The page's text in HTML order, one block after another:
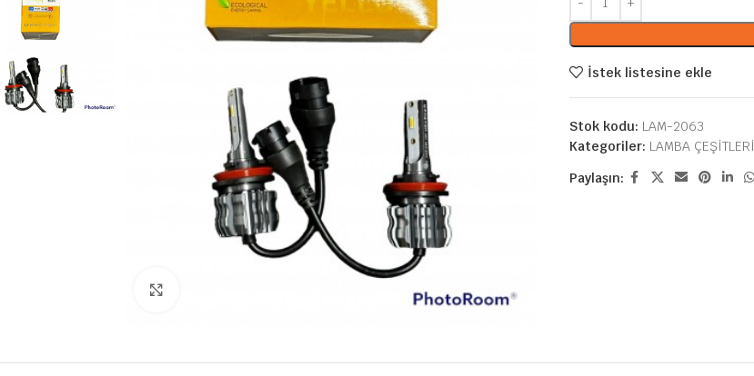
İstek listesine ekle
Stok kodu: LAM-2063
Kategoriler: LAMBA ÇEŞİTLERİ
Paylaşın: